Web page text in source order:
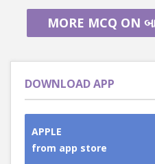
MORE MCQ ON
DOWNLOAD APP
APPLE
from app store